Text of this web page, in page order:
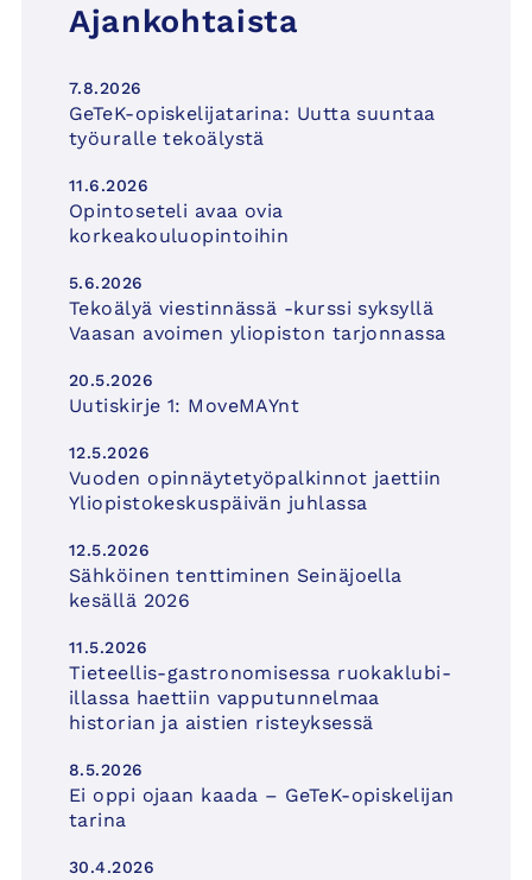
Ajankohtaista
7.8.2026
GeTeK-opiskelijatarina: Uutta suuntaa
työuralle tekoälystä
11.6.2026
Opintoseteli avaa ovia
korkeakouluopintoihin
5.6.2026
Tekoälyä viestinnässä -kurssi syksyllä
Vaasan avoimen yliopiston tarjonnassa
20.5.2026
Uutiskirje 1: MoveMAYnt
12.5.2026
Vuoden opinnäytetyöpalkinnot jaettiin
Yliopistokeskuspäivän juhlassa
12.5.2026
Sähköinen tenttiminen Seinäjoella
kesällä 2026
11.5.2026
Tieteellis-gastronomisessa ruokaklubi-
illassa haettiin vapputunnelmaa
historian ja aistien risteyksessä
8.5.2026
Ei oppi ojaan kaada – GeTeK-opiskelijan
tarina
30.4.2026